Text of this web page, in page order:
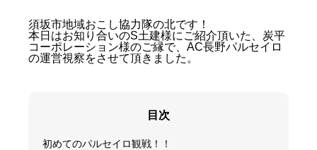
プライバシーポリシー
須坂市地域おこし協力隊の北です！
本日はお知り合いのS土建様にご紹介頂いた、炭平
コーポレーション様のご縁で、AC長野パルセイロ
の運営視察をさせて頂きました。
目次
初めてのパルセイロ観戦！！